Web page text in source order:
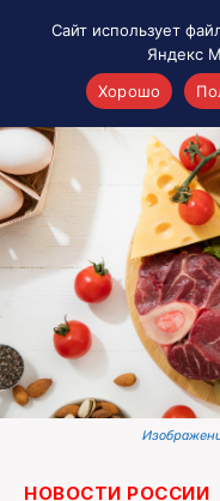
Акценты
Материалы о
Проекты 7
Здоровье
Интересное
Новости кино
Новости России
Политика
Новости мира
О НАС
НОВОСТИ РОССИИ
Сайт использует
Яндекс
Хорошо